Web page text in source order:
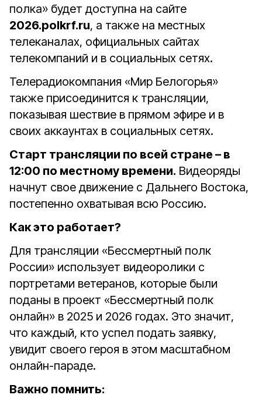
полка» будет доступна на сайте
2026.polkrf.ru, а также на местных
телеканалах, официальных сайтах
телекомпаний и в социальных сетях.
Телерадиокомпания «Мир Белогорья»
также присоединится к трансляции,
показывая шествие в прямом эфире и в
своих аккаунтах в социальных сетях.
Старт трансляции по всей стране – в
12:00 по местному времени. Видеоряды
начнут свое движение с Дальнего Востока,
постепенно охватывая всю Россию.
Как это работает?
Для трансляции «Бессмертный полк
России» использует видеоролики с
портретами ветеранов, которые были
поданы в проект «Бессмертный полк
онлайн» в 2025 и 2026 годах. Это значит,
что каждый, кто успел подать заявку,
увидит своего героя в этом масштабном
онлайн-параде.
Важно помнить: